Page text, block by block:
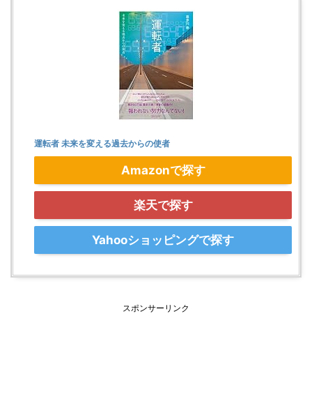
運転者 未来を変える過去からの使者
Amazonで探す
楽天で探す
Yahooショッピングで探す
スポンサーリンク